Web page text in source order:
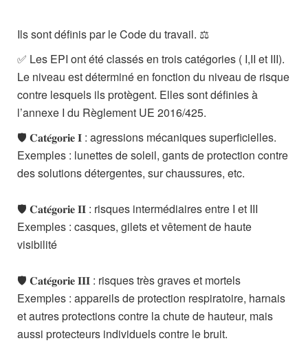
Ils sont définis par le Code du travail. ⚖️
✅ Les EPI ont été classés en trois catégories ( I,II et III).
Le niveau est déterminé en fonction du niveau de risque
contre lesquels ils protègent. Elles sont définies à
l’annexe I du Règlement UE 2016/425.
🛡️ 𝐂𝐚𝐭𝐞́𝐠𝐨𝐫𝐢𝐞 𝐈 : agressions mécaniques superficielles.
Exemples : lunettes de soleil, gants de protection contre
des solutions détergentes, sur chaussures, etc.
🛡️ 𝐂𝐚𝐭𝐞́𝐠𝐨𝐫𝐢𝐞 𝐈𝐈 : risques intermédiaires entre I et III
Exemples : casques, gilets et vêtement de haute
visibilité
🛡️ 𝐂𝐚𝐭𝐞́𝐠𝐨𝐫𝐢𝐞 𝐈𝐈𝐈 : risques très graves et mortels
Exemples : appareils de protection respiratoire, harnais
et autres protections contre la chute de hauteur, mais
aussi protecteurs individuels contre le bruit.